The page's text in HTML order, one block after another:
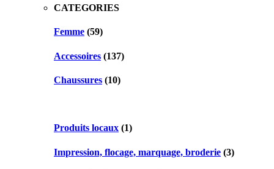
CATEGORIES
Femme (59)
Accessoires (137)
Chaussures (10)
Produits locaux (1)
Impression, flocage, marquage, broderie (3)